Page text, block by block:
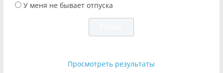
У меня не бывает отпуска
Просмотреть результаты